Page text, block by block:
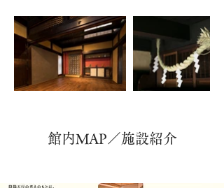
館内MAP／施設紹介